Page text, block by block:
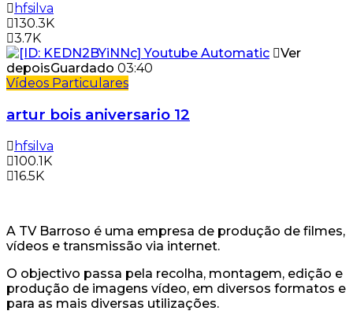
hfsilva
130.3K
3.7K
Ver
depoisGuardado 03:40
Vídeos Particulares
artur bois aniversario 12
hfsilva
100.1K
16.5K
A TV Barroso é uma empresa de produção de filmes,
vídeos e transmissão via internet.
O objectivo passa pela recolha, montagem, edição e
produção de imagens vídeo, em diversos formatos e
para as mais diversas utilizações.